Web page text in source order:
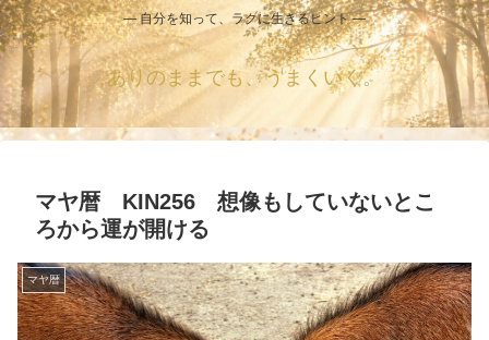
― 自分を知って、ラクに生きるヒント ―
ありのままでも、うまくいく。
マヤ暦 KIN256 想像もしていないとこ
ろから運が開ける
マヤ暦